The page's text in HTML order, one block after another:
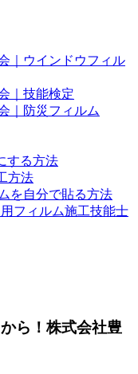
｜ウインドウフィル
｜技能検定
｜防災フィルム
する方法
方法
を自分で貼る方法
フィルム施工技能士
ら！株式会社豊